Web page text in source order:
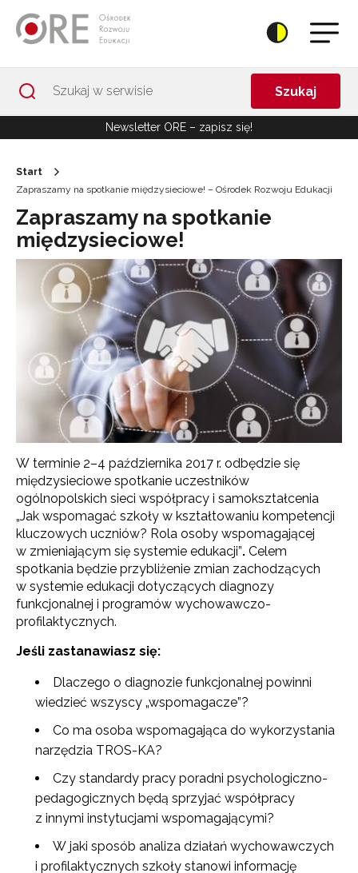
Szukaj
Newsletter ORE – zapisz się!
Start
Zapraszamy na spotkanie międzysieciowe! – Ośrodek Rozwoju Edukacji
Zapraszamy na spotkanie
międzysieciowe!
W terminie 2–4 października 2017 r. odbędzie się
międzysieciowe spotkanie uczestników
ogólnopolskich sieci współpracy i samokształcenia
„Jak wspomagać szkoły w kształtowaniu kompetencji
kluczowych uczniów? Rola osoby wspomagającej
w zmieniającym się systemie edukacji”. Celem
spotkania będzie przybliżenie zmian zachodzących
w systemie edukacji dotyczących diagnozy
funkcjonalnej i programów wychowawczo-
profilaktycznych.
Jeśli zastanawiasz się:
Dlaczego o diagnozie funkcjonalnej powinni
wiedzieć wszyscy „wspomagacze”?
Co ma osoba wspomagająca do wykorzystania
narzędzia TROS-KA?
Czy standardy pracy poradni psychologiczno-
pedagogicznych będą sprzyjać współpracy
z innymi instytucjami wspomagającymi?
W jaki sposób analiza działań wychowawczych
i profilaktycznych szkoły stanowi informację